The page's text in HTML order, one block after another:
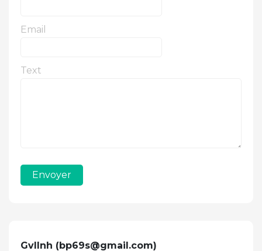
Email
Text
Envoyer
Gvllnh (bp69s@gmail.com)